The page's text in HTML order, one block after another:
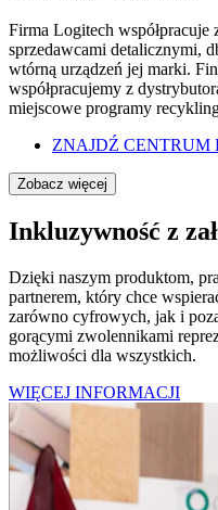
Firma Logitech
sprzedawcami detalicznymi,
wtórną urządzeń jej marki.
współpracujemy z
miejscowe programy
ZNAJDŹ CENTRUM
Zobacz więcej
Inkluzywność z
Dzięki naszym produktom,
partnerem, który chce
zarówno cyfrowych, jak i
gorącymi zwolennikami
możliwości dla wszystkich.
WIĘCEJ INFORMACJI